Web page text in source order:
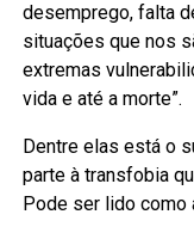
desemprego, falta
situações que nos
extremas
vida e até a morte”.
Dentre elas está o
parte à transfobia
Pode ser lido como